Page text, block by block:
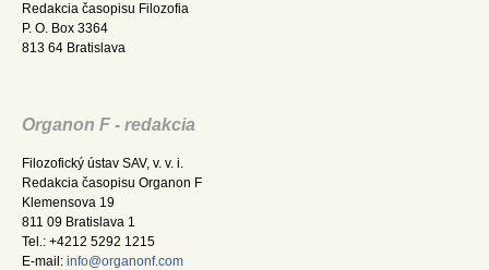
Redakcia časopisu Filozofia
P. O. Box 3364
813 64 Bratislava
Organon F - redakcia
Filozofický ústav SAV, v. v. i.
Redakcia časopisu Organon F
Klemensova 19
811 09 Bratislava 1
Tel.: +4212 5292 1215
E-mail: info@organonf.com